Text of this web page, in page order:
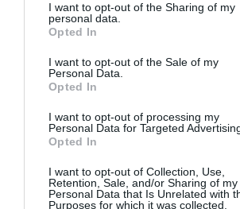
I want to opt-out of the Sharing of my
personal data.
Opted In
I want to opt-out of the Sale of my
Personal Data.
Opted In
I want to opt-out of processing my
Personal Data for Targeted
Opted In
I want to opt-out of Collection, Use,
Retention, Sale, and/or Sharing of my
Personal Data that Is Unrelated with
Purposes for which it was collected.
*Η Ήβη ήταν
Παγκόσμια
πρεμιέρα στο
Δημοτικό
Θέατρο
ΜΟΥΣΙΚΗ / ΜΟΥΣΙΚΑ
06.08.2026 | 18.01
Η Μουσική
Τεχνόπολη